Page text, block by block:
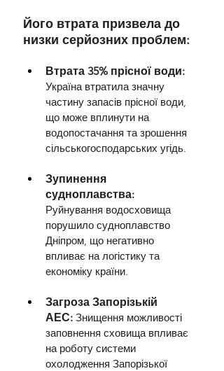
Його втрата призвела до
низки серйозних проблем:
Втрата 35% прісної води:
Україна втратила значну
частину запасів прісної води,
що може вплинути на
водопостачання та зрошення
сільськогосподарських угідь.
Зупинення
судноплавства:
Руйнування водосховища
порушило судноплавство
Дніпром, що негативно
впливає на логістику та
економіку країни.
Загроза Запорізькій
АЕС: Знищення можливості
заповнення сховища впливає
на роботу системи
охолодження Запорізької